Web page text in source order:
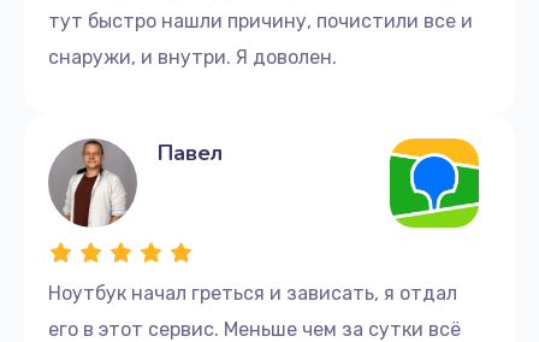
тут быстро нашли причину, почистили все и
снаружи, и внутри. Я доволен.
Ноутбук начал греться и зависать, я отдал
его в этот сервис. Меньше чем за сутки всё
Павел